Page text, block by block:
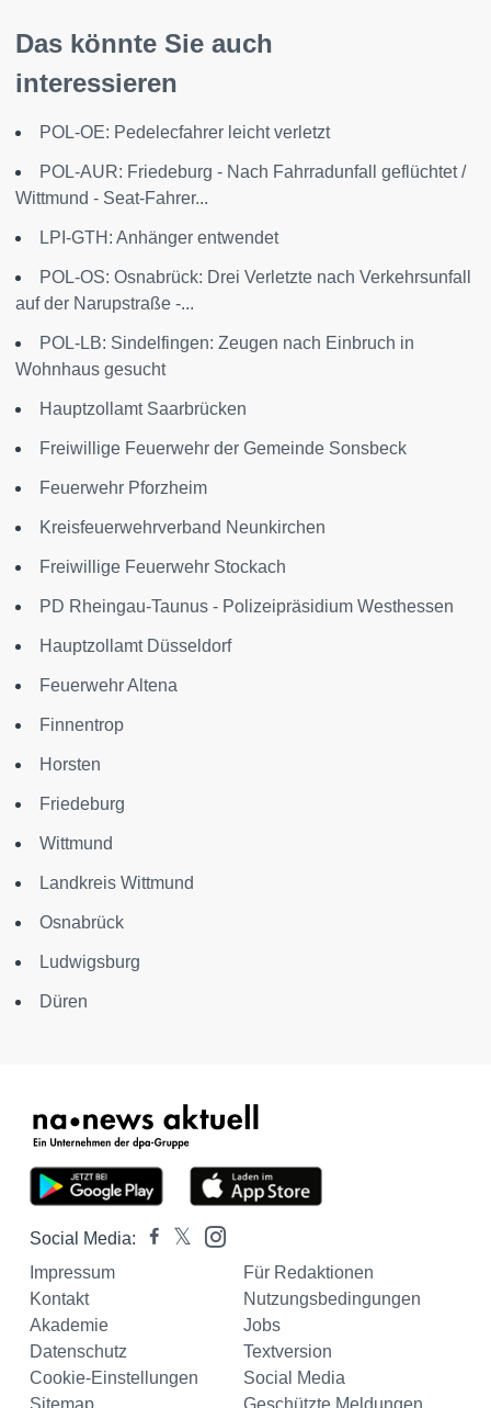
Das könnte Sie auch
interessieren
POL-OE: Pedelecfahrer leicht verletzt
POL-AUR: Friedeburg - Nach Fahrradunfall geflüchtet /
Wittmund - Seat-Fahrer...
LPI-GTH: Anhänger entwendet
POL-OS: Osnabrück: Drei Verletzte nach Verkehrsunfall
auf der Narupstraße -...
POL-LB: Sindelfingen: Zeugen nach Einbruch in
Wohnhaus gesucht
Hauptzollamt Saarbrücken
Freiwillige Feuerwehr der Gemeinde Sonsbeck
Feuerwehr Pforzheim
Kreisfeuerwehrverband Neunkirchen
Freiwillige Feuerwehr Stockach
PD Rheingau-Taunus - Polizeipräsidium Westhessen
Hauptzollamt Düsseldorf
Feuerwehr Altena
Finnentrop
Horsten
Friedeburg
Wittmund
Landkreis Wittmund
Osnabrück
Ludwigsburg
Düren
Social Media:
Impressum
Für Redaktionen
Kontakt
Nutzungsbedingungen
Akademie
Jobs
Datenschutz
Textversion
Cookie-Einstellungen
Social Media
Sitemap
Geschützte Meldungen